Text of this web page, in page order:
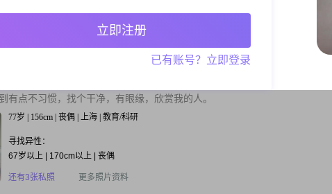
64-72岁 | 168-183cm | 5000元以上
更多照片资料
有点不习惯，找个干净，有眼缘，欣赏我的人。
77岁 | 156cm | 丧偶 | 上海 | 教育/科研
寻找异性：
67岁以上 | 170cm以上 | 丧偶
还有3张私照 更多照片资料
立即注册
已有账号？立即登录